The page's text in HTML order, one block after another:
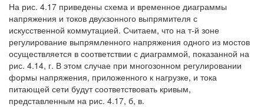
На рис. 4.17 приведены схема и временное диаграммы
напряжения и токов двухзонного выпрямителя с
искусственной коммутацией. Считаем, что на т-й зоне
регулирование выпрямленного напряжения одного из мостов
осуществляется в соответствии с диаграммой, показанной на
рис. 4.14, г. В этом случае при многозонном регулировании
формы напряжения, приложенного к нагрузке, и тока
питающей сети будут соответствовать кривым,
представленным на рис. 4.17, б, в.